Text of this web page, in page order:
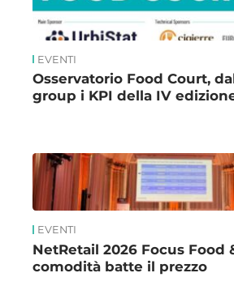
EVENTI
Osservatorio Food Court,
group i KPI della IV
EVENTI
NetRetail 2026 Focus Food
comodità batte il prezzo